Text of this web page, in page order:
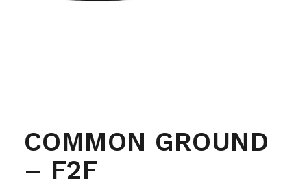
COMMON GROUND
– F2F